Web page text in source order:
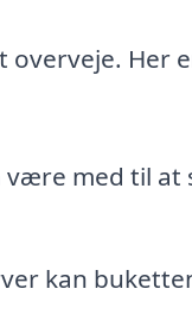
Her
med til at
kan